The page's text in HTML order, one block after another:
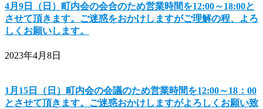
4月9日（日）町内会の会合のため営業時間を12:00～18:00と
させて頂きます。ご迷惑をおかけしますがご理解の程、よろ
しくお願いします。
2023年4月8日
1月15日（日）町内会の会議のため営業時間を12:00～18：00
とさせて頂きます。ご迷惑おかけしますがよろしくお願い致